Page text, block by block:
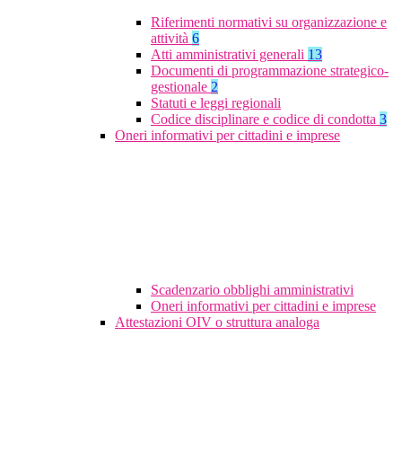
Riferimenti normativi su organizzazione e
attività 6
Atti amministrativi generali 13
Documenti di programmazione strategico-
gestionale 2
Statuti e leggi regionali
Codice disciplinare e codice di condotta 3
Oneri informativi per cittadini e imprese
Scadenzario obblighi amministrativi
Oneri informativi per cittadini e imprese
Attestazioni OIV o struttura analoga